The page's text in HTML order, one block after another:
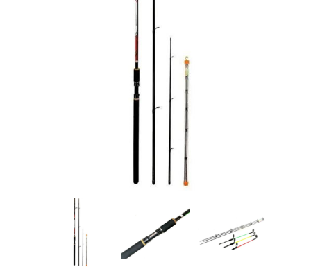
Товары для рыбалки
Аксессуары для лодок